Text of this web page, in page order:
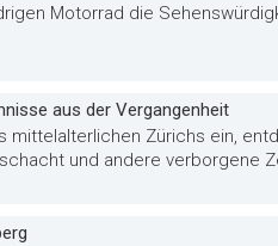
Motorrad die
aus der Vergangenheit
mittelalterlichen Zürichs ein,
und andere verborgene